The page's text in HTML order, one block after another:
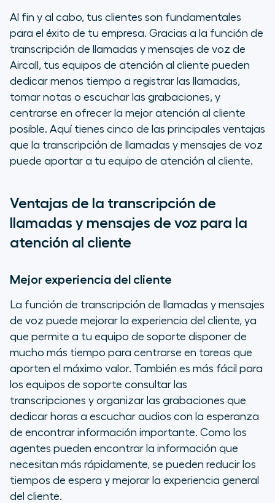
Buenas prácticas: cómo
aprovechar al máximo las
funciones de transcripción de
llamadas y buzón de voz de Aircall
Mejora hoy mismo tu equipo de
atención al cliente
Al fin y al cabo, tus clientes son fundamentales
para el éxito de tu empresa. Gracias a la función de
transcripción de llamadas y mensajes de voz de
Aircall, tus equipos de atención al cliente pueden
dedicar menos tiempo a registrar las llamadas,
tomar notas o escuchar las grabaciones, y
centrarse en ofrecer la mejor atención al cliente
posible. Aquí tienes cinco de las principales ventajas
que la transcripción de llamadas y mensajes de voz
puede aportar a tu equipo de atención al cliente.
Ventajas de la transcripción de
llamadas y mensajes de voz para la
atención al cliente
Mejor experiencia del cliente
La función de transcripción de llamadas y mensajes
de voz puede mejorar la experiencia del cliente, ya
que permite a tu equipo de soporte disponer de
mucho más tiempo para centrarse en tareas que
aporten el máximo valor. También es más fácil para
los equipos de soporte consultar las
transcripciones y organizar las grabaciones que
dedicar horas a escuchar audios con la esperanza
de encontrar información importante. Como los
agentes pueden encontrar la información que
necesitan más rápidamente, se pueden reducir los
tiempos de espera y mejorar la experiencia general
del cliente.